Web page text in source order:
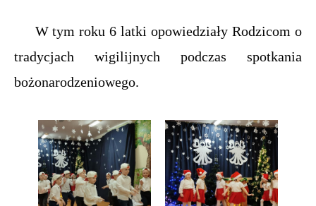
W tym roku 6 latki opowiedziały Rodzicom o
tradycjach wigilijnych podczas spotkania
bożonarodzeniowego.